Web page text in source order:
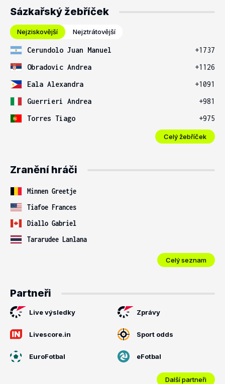
Sázkařský žebříček
Nejziskovější Nejztrátovější
Cerundolo Juan Manuel
+1737
Obradovic Andrea
+1126
Eala Alexandra
+1091
Guerrieri Andrea
+981
Torres Tiago
+975
Celý žebříček
Zranění hráči
Minnen Greetje
Tiafoe Frances
Diallo Gabriel
Tararudee Lanlana
Celý seznam
Partneři
Live výsledky Zprávy
Livescore.in Sport odds
EuroFotbal eFotbal
Další partneři